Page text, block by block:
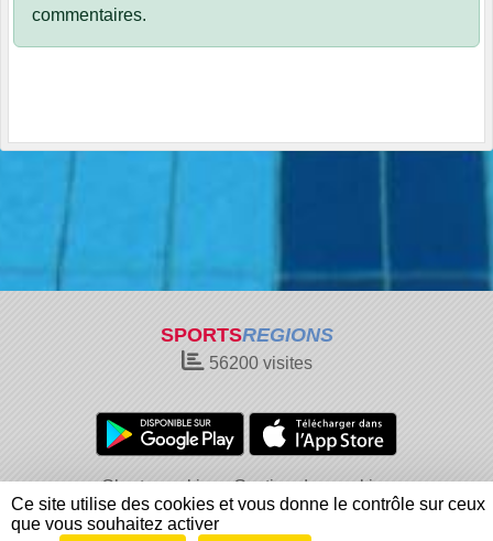
commentaires.
SPORTSREGIONS
56200visites
Charte cookies
Gestion des cookies
Informations légales
Signaler un contenu inapproprié
Ce site utilise des cookies et vous donne le contrôle sur ceux
que vous souhaitez activer